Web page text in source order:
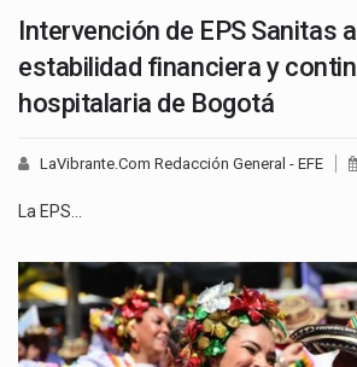
Intervención de EPS Sanitas
estabilidad financiera y
hospitalaria de Bogotá
LaVibrante.Com Redacción General - EFE
La EPS…